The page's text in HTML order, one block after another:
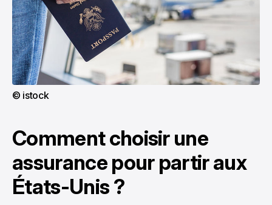
© istock
Comment choisir une
assurance pour partir aux
États-Unis ?